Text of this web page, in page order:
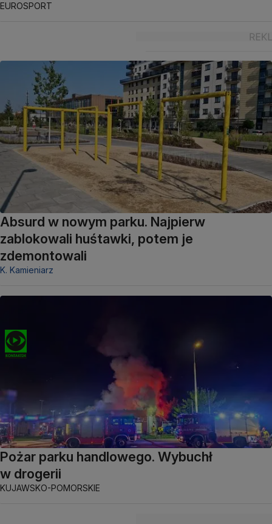
EUROSPORT
Absurd w nowym parku. Najpierw
zablokowali huśtawki, potem je
zdemontowali
K. Kamieniarz
Pożar parku handlowego. Wybuchł
w drogerii
KUJAWSKO-POMORSKIE